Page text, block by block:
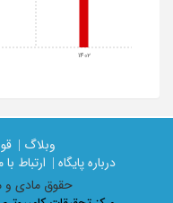
1402
وبلاگ |
درباره پایگاه |
ارتباط با
حقوق مادی و